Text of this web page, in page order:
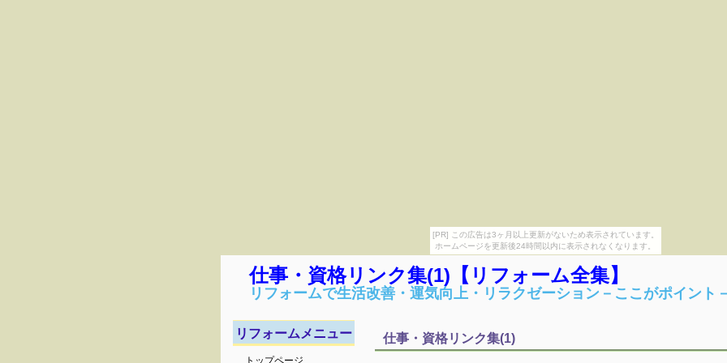
[PR] この広告は3ヶ月以上更新がないため表示されています。
ホームページを更新後24時間以内に表示されなくなります。
仕事・資格リンク集(1)【リフォーム全集】
リフォームで生活改善・運気向上・リラクゼーション－ここがポイント
仕事・資格リンク集(1)
リフォームメニュー
トップページ